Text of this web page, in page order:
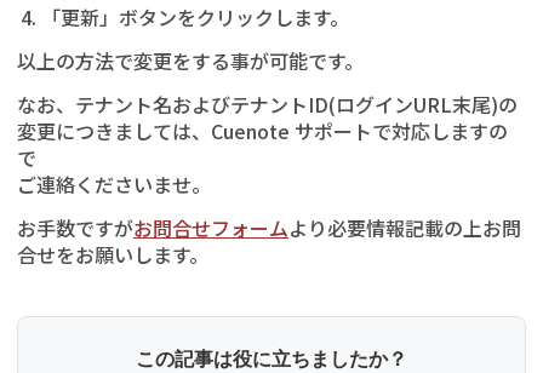
「更新」ボタンをクリックします。
以上の方法で変更をする事が可能です。
なお、テナント名およびテナントID(ログインURL末尾)の
変更につきましては、Cuenote サポートで対応しますの
で
ご連絡くださいませ。
お手数ですがお問合せフォームより必要情報記載の上お問
合せをお願いします。
この記事は役に立ちましたか？